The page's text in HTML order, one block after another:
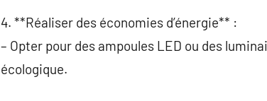
4. **Réaliser des économies d’énergie** :
– Opter pour des ampoules LED ou des
écologique.